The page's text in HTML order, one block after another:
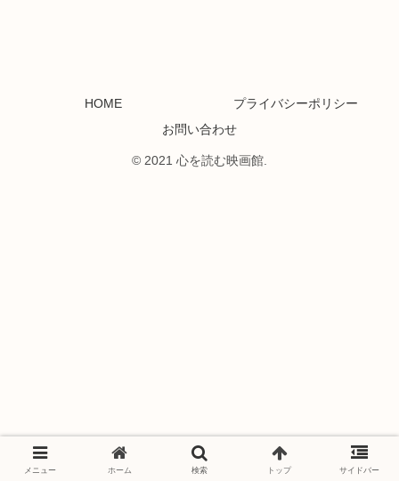
HOME
プライバシーポリシー
お問い合わせ
© 2021 心を読む映画館.
メニュー ホーム 検索 トップ サイドバー